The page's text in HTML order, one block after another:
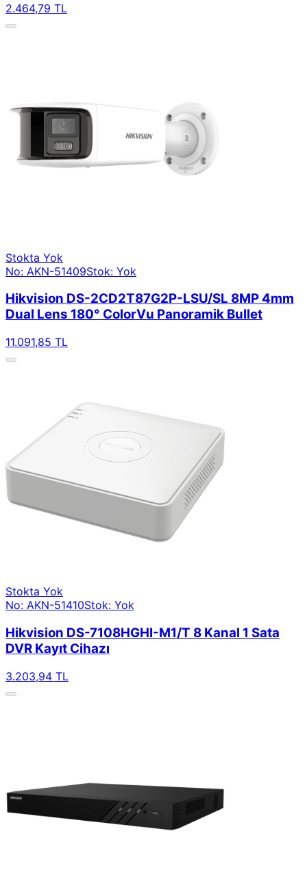
2.464,79 TL
Stokta Yok
No: AKN-51409Stok: Yok
Hikvision DS-2CD2T87G2P-LSU/SL 8MP 4mm
Dual Lens 180° ColorVu Panoramik Bullet
11.091,85 TL
Stokta Yok
No: AKN-51410Stok: Yok
Hikvision DS-7108HGHI-M1/T 8 Kanal 1 Sata
DVR Kayıt Cihazı
3.203,94 TL